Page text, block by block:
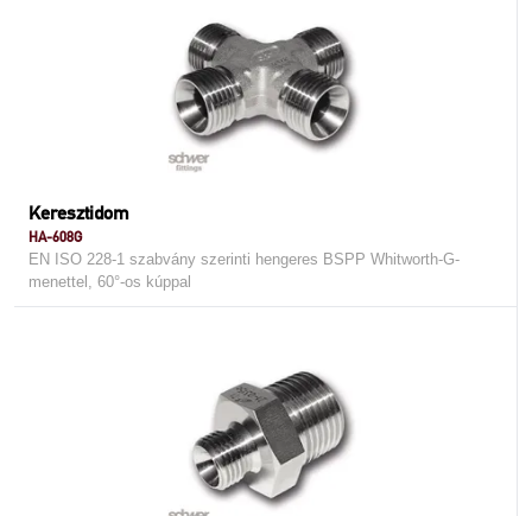
Keresztidom
HA-608G
EN ISO 228-1 szabvány szerinti hengeres BSPP Whitworth-G-
menettel, 60°-os kúppal